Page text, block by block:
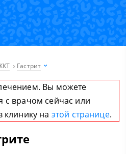
Гастрит
Вы можете
с врачом сейчас или
клинику на этой странице.